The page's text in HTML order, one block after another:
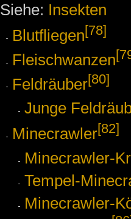
Siehe: Insekten
Blutfliegen[78]
Fleischwanzen
Feldräuber[80]
Junge
Minecrawler[82]
Minecrawler-
Tempel-
Minecrawler-